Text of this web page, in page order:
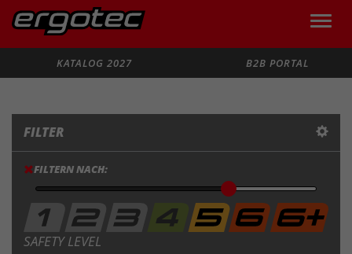
Toggle
KATALOG 2027
B2B PORTAL
FILTER
FILTERN NACH:
SAFETY LEVEL